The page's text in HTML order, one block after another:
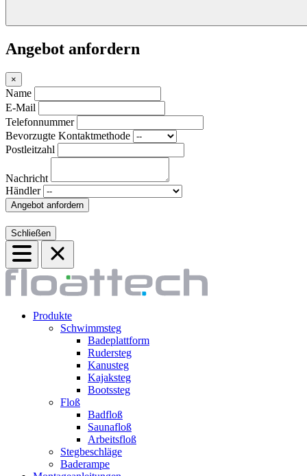
Angebot anfordern
×
Name
E-Mail
Telefonnummer
Bevorzugte Kontaktmethode
Postleitzahl
Nachricht
Händler
Angebot anfordern
Schließen
Produkte
Schwimmsteg
Badeplattform
Rudersteg
Kanusteg
Kajaksteg
Bootssteg
Floß
Badfloß
Saunafloß
Arbeitsfloß
Stegbeschläge
Baderampe